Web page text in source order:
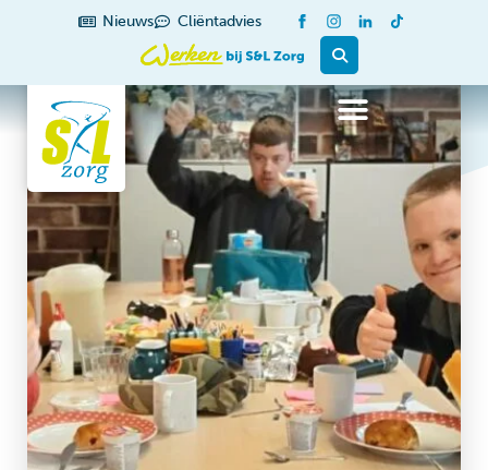
Nieuws Cliëntadvies